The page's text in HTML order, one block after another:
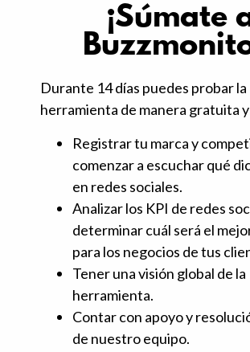
¡Súmate
Durante 14 días puedes probar la
herramienta de manera gratuita
Registrar tu marca y
comenzar a escuchar qué
en redes sociales.
Analizar los KPI de redes
determinar cuál será el
para los negocios de tus
Tener una visión global de la
herramienta.
Contar con apoyo y
de nuestro equipo.